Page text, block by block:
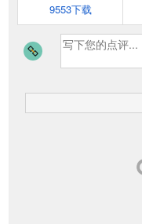
9553下载